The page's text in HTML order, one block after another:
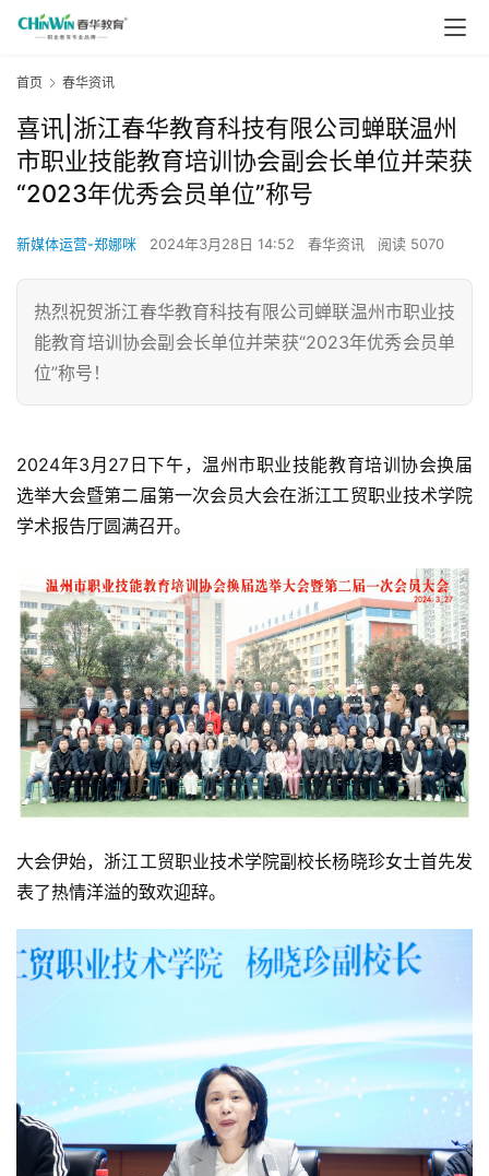
首页 春华资讯
喜讯|浙江春华教育科技有限公司蝉联温州
市职业技能教育培训协会副会长单位并荣获
“2023年优秀会员单位”称号
新媒体运营-郑娜咪 2024年3月28日 14:52 春华资讯 阅读 5070
热烈祝贺浙江春华教育科技有限公司蝉联温州市职业技
能教育培训协会副会长单位并荣获“2023年优秀会员单
位”称号！
2024年3月27日下午，温州市职业技能教育培训协会换届
选举大会暨第二届第一次会员大会在浙江工贸职业技术学院
学术报告厅圆满召开。
大会伊始，浙江工贸职业技术学院副校长杨晓珍女士首先发
表了热情洋溢的致欢迎辞。